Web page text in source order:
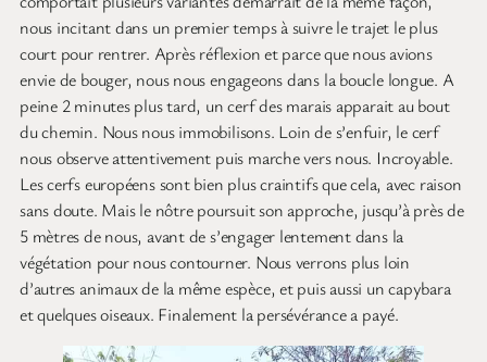
nous incitant dans un premier temps à suivre le trajet le plus
court pour rentrer. Après réflexion et parce que nous avions
envie de bouger, nous nous engageons dans la boucle longue. A
peine 2 minutes plus tard, un cerf des marais apparait au bout
du chemin. Nous nous immobilisons. Loin de s’enfuir, le cerf
nous observe attentivement puis marche vers nous. Incroyable.
Les cerfs européens sont bien plus craintifs que cela, avec raison
sans doute. Mais le nôtre poursuit son approche, jusqu’à près de
5 mètres de nous, avant de s’engager lentement dans la
végétation pour nous contourner. Nous verrons plus loin
d’autres animaux de la même espèce, et puis aussi un capybara
et quelques oiseaux. Finalement la persévérance a payé.